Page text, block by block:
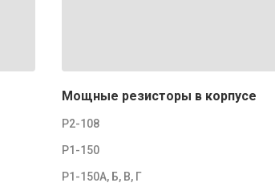
Мощные резисторы в корпусе
Р2-108
Р1-150
Р1-150А, Б, В, Г